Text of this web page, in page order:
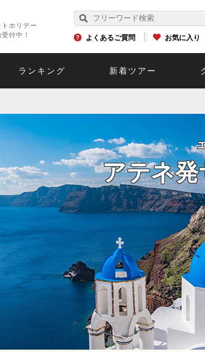
ホリデー
付中！
よくあるご質問 お気に入り
ランキング 新着ツアー
アテネ